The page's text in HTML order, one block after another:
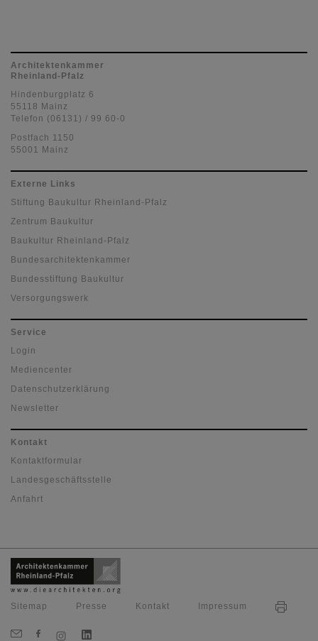
Architektenkammer
Rheinland-Pfalz
Hindenburgplatz 6
55118 Mainz
Telefon (06131) / 99 60-0
Postfach 1150
55001 Mainz
Externe Links
Stiftung Baukultur Rheinland-Pfalz
Zentrum Baukultur
Baukultur Rheinland-Pfalz
Bundesarchitektenkammer
Bundesstiftung Baukultur
Versorgungswerk
Service
Login
Mediencenter
Datenschutzerklärung
Newsletter
Kontakt
Kontaktformular
Landesgeschäftsstelle
Anfahrt
Sitemap Presse Kontakt Impressum